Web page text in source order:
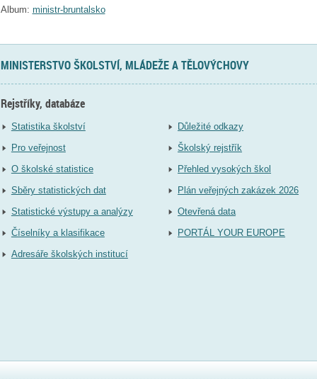
Album: ministr-bruntalsko
MINISTERSTVO ŠKOLSTVÍ, MLÁDEŽE A TĚLOVÝCHOVY
Rejstříky, databáze
Statistika školství
Pro veřejnost
O školské statistice
Sběry statistických dat
Statistické výstupy a analýzy
Číselníky a klasifikace
Adresáře školských institucí
Důležité odkazy
Školský rejstřík
Přehled vysokých škol
Plán veřejných zakázek 2026
Otevřená data
PORTÁL YOUR EUROPE